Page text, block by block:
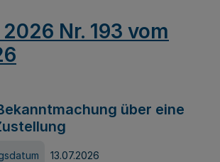
Nr. 193 vom
über eine
13.07.2026